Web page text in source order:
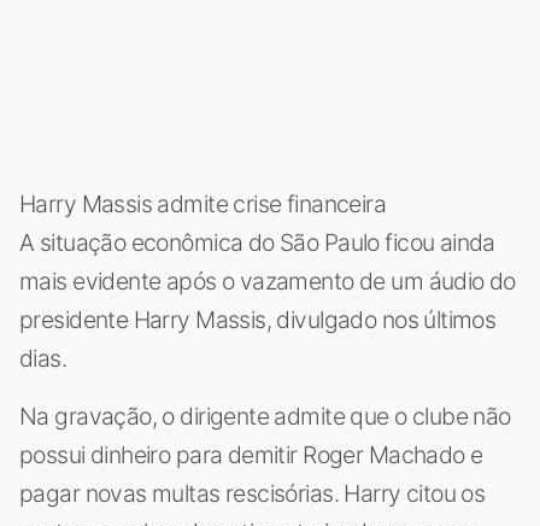
Harry Massis admite crise financeira
A situação econômica do São Paulo ficou ainda
mais evidente após o vazamento de um áudio do
presidente Harry Massis, divulgado nos últimos
dias.
Na gravação, o dirigente admite que o clube não
possui dinheiro para demitir Roger Machado e
pagar novas multas rescisórias. Harry citou os